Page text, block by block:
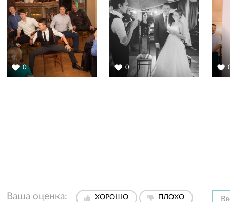
0 0
Ваша оценка: ХОРОШО ПЛОХО